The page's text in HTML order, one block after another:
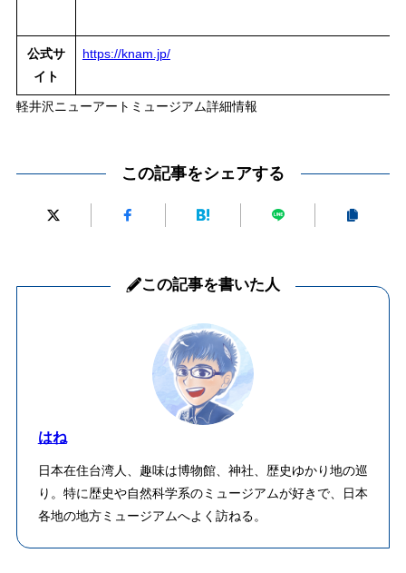
公式サ
イト
https://knam.jp/
軽井沢ニューアートミュージアム詳細情報
この記事をシェアする
この記事を書いた人
はね
日本在住台湾人、趣味は博物館、神社、歴史ゆかり地の巡
り。特に歴史や自然科学系のミュージアムが好きで、日本
各地の地方ミュージアムへよく訪ねる。